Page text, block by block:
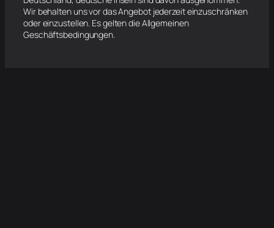
Wir behalten uns vor das Angebot jederzeit einzuschränken
oder einzustellen. Es gelten die Allgemeinen
Geschäftsbedingungen.